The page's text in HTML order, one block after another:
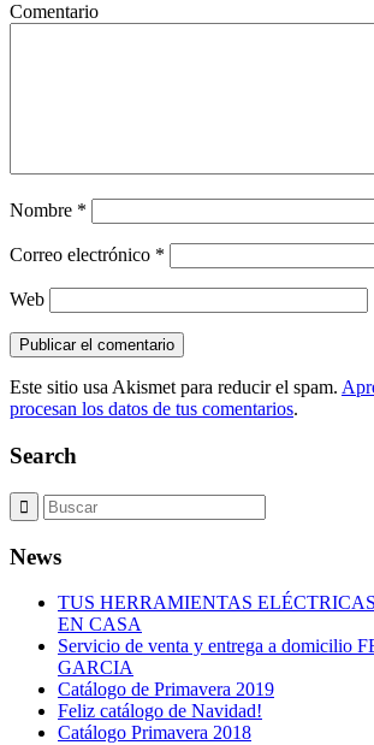
Comentario
Nombre *
Correo electrónico *
Web
Este sitio usa Akismet para reducir el spam.
procesan los datos de tus comentarios.
Search
News
TUS HERRAMIENTAS
EN CASA
Servicio de venta y entrega a domicilio
GARCIA
Catálogo de Primavera 2019
Feliz catálogo de Navidad!
Catálogo Primavera 2018